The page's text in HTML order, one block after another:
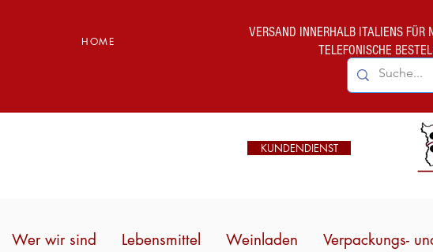
HOME
VERSAND INNERHALB ITALIENS
TELEFONISCHE
KUNDENDIENST
Wer wir sind Lebensmittel Weinladen Verpackungs-